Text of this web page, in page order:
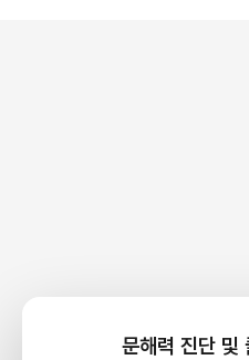
문해력 진단 및